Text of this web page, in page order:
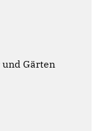
Gärten